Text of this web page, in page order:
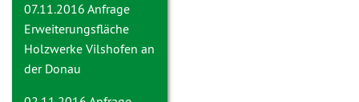
07.11.2016 Anfrage
Erweiterungsfläche
Holzwerke Vilshofen an
der Donau